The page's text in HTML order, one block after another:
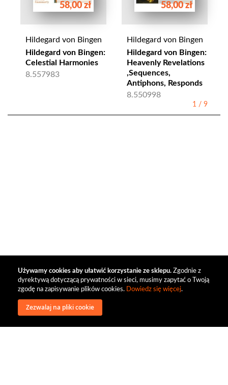
Używamy cookies aby ułatwić korzystanie ze sklepu. Zgodnie z
dyrektywą dotyczącą prywatności w sieci, musimy zapytać o Twoją
zgodę na zapisywanie plików cookies. Dowiedz się więcej.
Zezwalaj na pliki cookie
58,00 zł
Hildegard von Bingen
Hildegard von Bingen:
Celestial Harmonies
8.557983
58,00 zł
Hildegard von Bingen
Hildegard von Bingen:
Heavenly Revelations
,Sequences,
Antiphons, Responds
8.550998
1 / 9